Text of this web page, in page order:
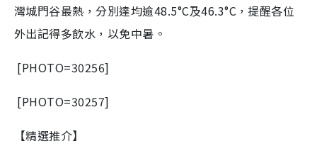
灣城門谷最熱，分別達均逾48.5°C及46.3°C，提醒各位
外出記得多飲水，以免中暑。
[PHOTO=30256]
[PHOTO=30257]
【精選推介】